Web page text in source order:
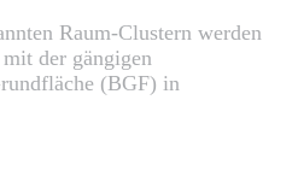
Raum-Clustern werden
der gängigen
(BGF) in